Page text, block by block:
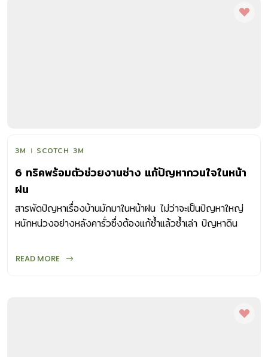
3M SCOTCH 3M
6 ทริคพร้อมตัวช่วยงานช่าง แก้ปัญหากวนใจในหน้า
ฝน
สารพัดปัญหาเรื่องบ้านมักมาในหน้าฝน ไม่ว่าจะเป็นปัญหาใหญ่
หนักหน่วงอย่างหลังคารั่วซึ่งต้องแก้ซ้ำแล้วซ้ำเล่า ปัญหาดิน
เรื่องสัตว์แมลงที่มากับฤดูฝนอย่างเช่นยุง งู ตะขาบ ตลอดจน
ก็มา งานทำความสะอาดก็มี งานเช็ดงานถูนี่ต้องทำตลอด ซึ่งเรา
READ MORE